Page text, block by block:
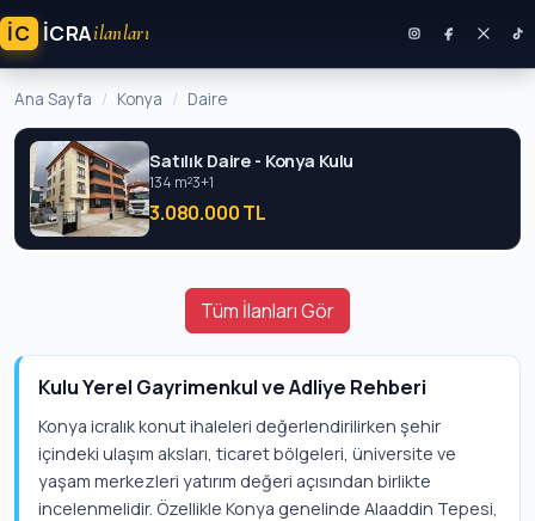
İC ICRAilanları
Ana Sayfa Konya Daire
Satılık Daire - Konya Kulu
134 m²3+1
3.080.000 TL
Tüm İlanları Gör
Kulu Yerel Gayrimenkul ve Adliye Rehberi
Konya icralık konut ihaleleri değerlendirilirken şehir
içindeki ulaşım aksları, ticaret bölgeleri, üniversite ve
yaşam merkezleri yatırım değeri açısından birlikte
incelenmelidir. Özellikle Konya genelinde Alaaddin Tepesi,